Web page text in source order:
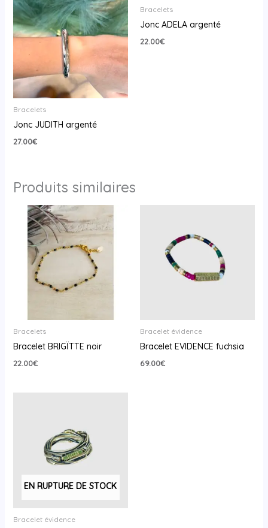
Bracelets
Jonc JUDITH argenté
27.00€
Bracelets
Jonc ADELA argenté
22.00€
Produits similaires
Bracelets
Bracelet BRIGÏTTE noir
22.00€
Bracelet évidence
Bracelet EVIDENCE fuchsia
69.00€
EN RUPTURE DE STOCK
Bracelet évidence